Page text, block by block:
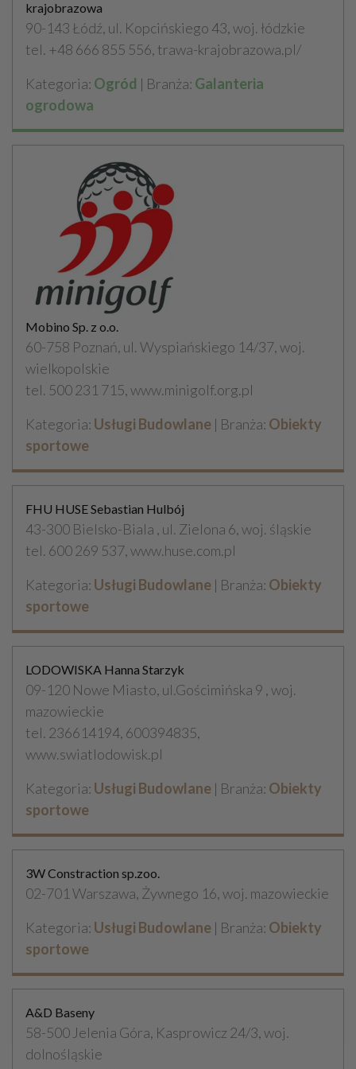
krajobrazowa
90-143 Łódź, ul. Kopcińskiego 43, woj. łódzkie
tel. +48 666 855 556, trawa-krajobrazowa.pl/
Kategoria: Ogród | Branża: Galanteria
ogrodowa
Mobino Sp. z o.o.
60-758 Poznań, ul. Wyspiańskiego 14/37, woj.
wielkopolskie
tel. 500 231 715, www.minigolf.org.pl
Kategoria: Usługi Budowlane | Branża: Obiekty
sportowe
FHU HUSE Sebastian Hulbój
43-300 Bielsko-Biala , ul. Zielona 6, woj. śląskie
tel. 600 269 537, www.huse.com.pl
Kategoria: Usługi Budowlane | Branża: Obiekty
sportowe
LODOWISKA Hanna Starzyk
09-120 Nowe Miasto, ul.Gościmińska 9 , woj.
mazowieckie
tel. 236614194, 600394835,
www.swiatlodowisk.pl
Kategoria: Usługi Budowlane | Branża: Obiekty
sportowe
3W Constraction sp.zoo.
02-701 Warszawa, Żywnego 16, woj. mazowieckie
Kategoria: Usługi Budowlane | Branża: Obiekty
sportowe
A&D Baseny
58-500 Jelenia Góra, Kasprowicz 24/3, woj.
dolnośląskie